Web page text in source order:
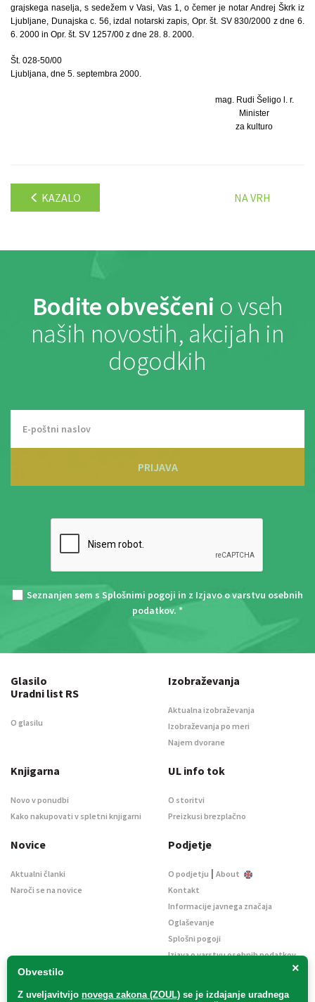
grajskega naselja, s sedežem v Vasi, Vas 1, o čemer je notar Andrej Škrk iz
Ljubljane, Dunajska c. 56, izdal notarski zapis, Opr. št. SV 830/2000 z dne 6.
6. 2000 in Opr. št. SV 1257/00 z dne 28. 8. 2000.
Št. 028-50/00
Ljubljana, dne 5. septembra 2000.
mag. Rudi Šeligo l. r.
Minister
za kulturo
KAZALO NA VRH
Bodite obveščeni o vseh
naših novostih, akcijah in
dogodkih
PRIJAVA
Seznanjen sem s Splošnimi pogoji in z Izjavo o varstvu osebnih
podatkov. *
×
Obvestilo
Z uveljavitvijo novega zakona (ZOUL) se je izdajanje uradnega
Glasilo
Uradni list RS
O glasilu
Izobraževanja
Aktualna izobraževanja
Izobraževanja po meri
Najem dvorane
Knjigarna
Novo v ponudbi
Kako nakupovati v spletni knjigarni
UL info tok
O storitvi
Preizkusi brezplačno
Novice
Aktualni članki
Naroči se na novice
Podjetje
O podjetju | About
Kontakt
Informacije javnega značaja
Oglaševanje
Splošni pogoji
Izjava o varstvu osebnih podatkov